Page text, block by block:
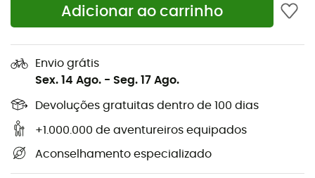
Adicionar ao carrinho
Envio grátis
Sex. 14 Ago. - Seg. 17 Ago.
Devoluções gratuitas dentro de 100 dias
+1.000.000 de aventureiros equipados
Aconselhamento especializado
Materiais: PS21R, PS33
Adaptador: Quick-Lock2.1
Elementos refletivos
Fecho auxiliar
Volume: 14,5 L
Dimensões: 37 x 26 x 16 cm